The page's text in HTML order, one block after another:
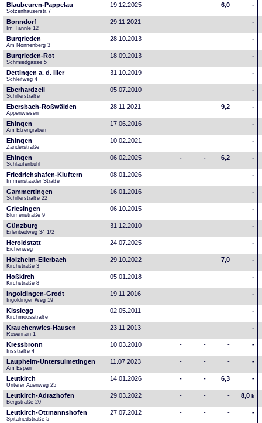
Blaubeuren-Pappelau
Sotzenhauserstr.7
19.12.2025 - - 6,0 -
Bonndorf
Im Tännle 12
29.11.2021 - - - -
Burgrieden
Am Nonnenberg 3
28.10.2013 - - - -
Burgrieden-Rot
Schmiedgasse 5
18.09.2013 - - - -
Dettingen a. d. Iller
Schleifweg 4
31.10.2019 - - - -
Eberhardzell
Schillerstraße
05.07.2010 - - - -
Ebersbach-Roßwälden
Appenwiesen
28.11.2021 - - 9,2 -
Ehingen
Am Elzengraben
17.06.2016 - - - -
Ehingen
Zanderstraße
10.02.2021 - - - -
Ehingen
Schlaufenbühl
06.02.2025 - - 6,2 -
Friedrichshafen-Kluftern
Immenstaader Straße
08.01.2026 - - - -
Gammertingen
Schillerstraße 22
16.01.2016 - - - -
Griesingen
Blumenstraße 9
06.10.2015 - - - -
Günzburg
Erlenbadweg 34 1/2
31.12.2010 - - - -
Heroldstatt
Eichenweg
24.07.2025 - - - -
Holzheim-Ellerbach
Kirchstraße 3
29.10.2022 - - 7,0 -
Hoßkirch
Kirchstraße 8
05.01.2018 - - - -
Ingoldingen-Grodt
Ingoldinger Weg 19
19.11.2016 - - - -
Kisslegg
Kirchmoosstraße
02.05.2011 - - - -
Krauchenwies-Hausen
Rosenrain 1
23.11.2013 - - - -
Kressbronn
Irisstraße 4
10.03.2010 - - - -
Laupheim-Untersulmetingen
Am Espan
11.07.2023 - - - -
Leutkirch
Unterer Auenweg 25
14.01.2026 - - 6,3 -
Leutkirch-Adrazhofen
Bergstraße 20
29.03.2022 - - - 8,0 k
Leutkirch-Ottmannshofen
Spitalriedstraße 5
27.07.2012 - - - -